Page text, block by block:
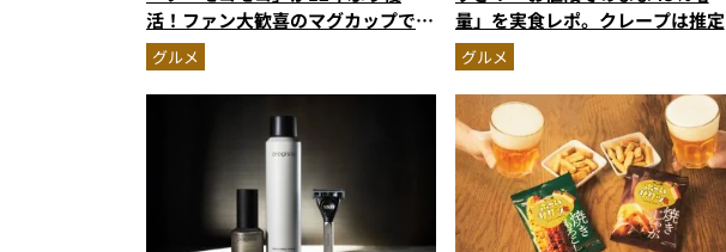
活！ファン大歓喜のマグカップで作
る絶品ケーキを食べたらやっぱり最
高にウマかった
グルメ
量」を実食レポ。クレープは推定
59%増の衝撃的な大盤振る舞い
グルメ